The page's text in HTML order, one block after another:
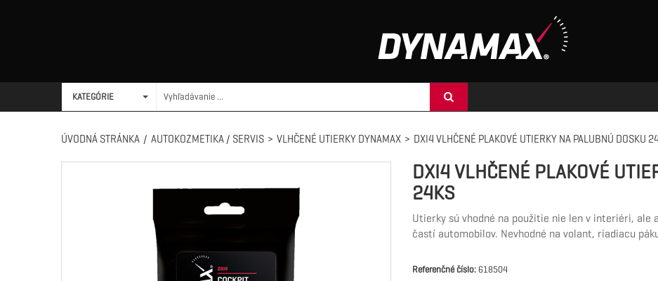
KATEGÓRIE
ÚVODNÁ STRÁNKA / AUTOKOZMETIKA / SERVIS > VLHČENÉ UTIERKY DYNAMAX > DXI4 VLHČENÉ PLAKOVÉ UTIERKY NA PALUBNÚ DOSKU
DXI4 VLHČENÉ PLAKOVÉ
24KS
Utierky sú vhodné na použitie nie len v interiéri, ale
častí automobilov. Nevhodné na volant, riadiacu
Referenčné číslo: 618504